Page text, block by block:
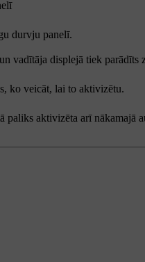
durvju panelī.
vadītāja displejā tiek
ko veicāt, lai to aktivizētu.
aktivizēta arī nākamajā